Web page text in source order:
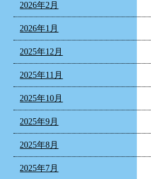
2026年2月
2026年1月
2025年12月
2025年11月
2025年10月
2025年9月
2025年8月
2025年7月